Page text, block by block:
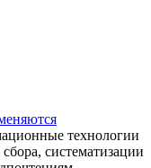
технологии
систематизации